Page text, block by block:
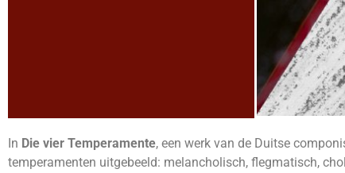
In Die vier Temperamente, een werk van de Duitse
temperamenten uitgebeeld: melancholisch, flegmatisch,